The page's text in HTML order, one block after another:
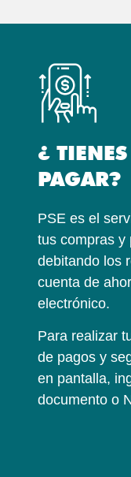
¿
PAGAR?
PSE es el
tus compras y
debitando los
cuenta de
electrónico.
Para realizar
de pagos y
en pantalla,
documento o